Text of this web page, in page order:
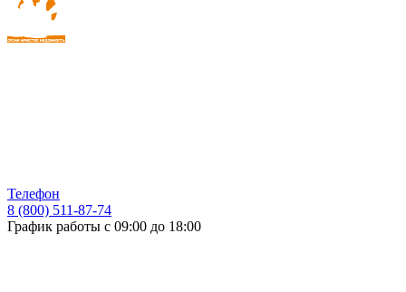
Телефон
8 (800) 511-87-74
График работы с 09:00 до 18:00